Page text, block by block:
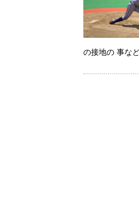
の接地の 事な